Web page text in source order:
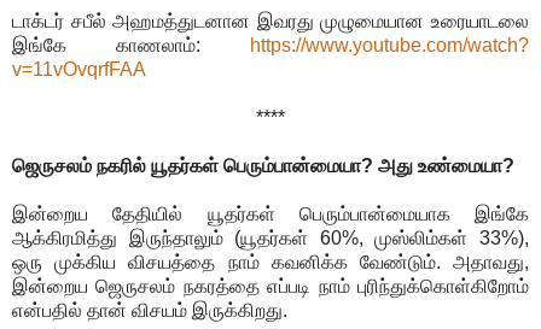
டாக்டர் சபீல் அஹமத்துடனான இவரது முழுமையான உரையாடலை
இங்கே காணலாம்:
https://www.youtube.com/watch?
v=11vOvqrfFAA
****
ஜெருசலம் நகரில் யூதர்கள் பெரும்பான்மையா? அது உண்மையா?
இன்றைய தேதியில் யூதர்கள் பெரும்பான்மையாக இங்கே
ஆக்கிரமித்து இருந்தாலும் (யூதர்கள் 60%, முஸ்லிம்கள் 33%),
ஒரு முக்கிய விசயத்தை நாம் கவனிக்க வேண்டும். அதாவது,
இன்றைய ஜெருசலம் நகரத்தை எப்படி நாம் புரிந்துக்கொள்கிறோம்
என்பதில் தான் விசயம் இருக்கிறது.